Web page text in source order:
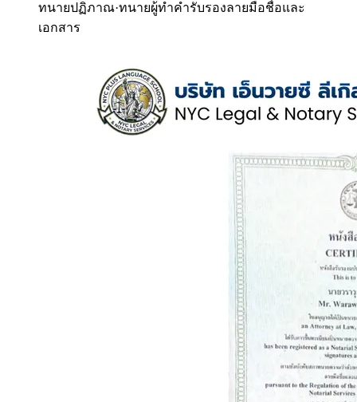
ทนายปฏิภาณ·ทนายผู้ทำคำรับรองลายมือชื่อและ
เอกสาร